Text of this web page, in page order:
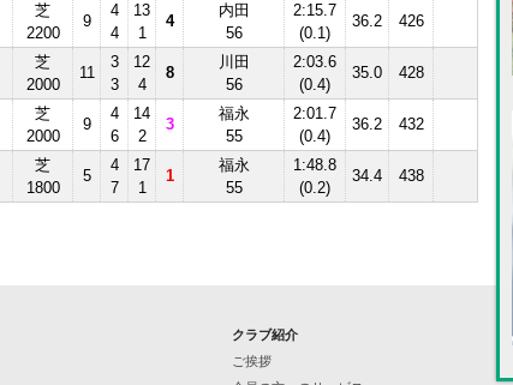
芝
2200
9
4
4
13
1
4
内田
56
2:15.7
(0.1)
36.2 426
芝
2000
11
3
3
12
4
8
川田
56
2:03.6
(0.4)
35.0 428
芝
2000
9
4
6
14
2
3
福永
55
2:01.7
(0.4)
36.2 432
芝
1800
5
4
7
17
1
1
福永
55
1:48.8
(0.2)
34.4 438
クラブ紹介
ご挨拶